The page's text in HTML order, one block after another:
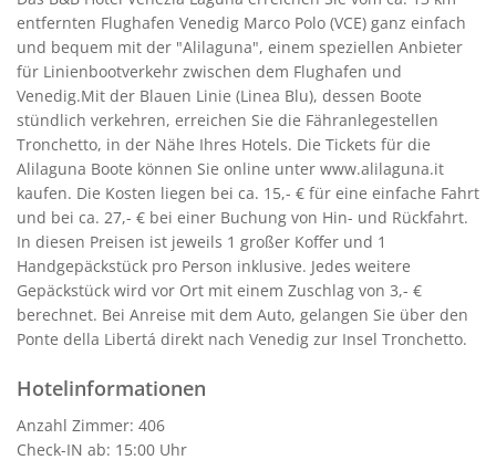
entfernten Flughafen Venedig Marco Polo (VCE) ganz einfach
und bequem mit der "Alilaguna", einem speziellen Anbieter
für Linienbootverkehr zwischen dem Flughafen und
Venedig.Mit der Blauen Linie (Linea Blu), dessen Boote
stündlich verkehren, erreichen Sie die Fähranlegestellen
Tronchetto, in der Nähe Ihres Hotels. Die Tickets für die
Alilaguna Boote können Sie online unter www.alilaguna.it
kaufen. Die Kosten liegen bei ca. 15,- € für eine einfache Fahrt
und bei ca. 27,- € bei einer Buchung von Hin- und Rückfahrt.
In diesen Preisen ist jeweils 1 großer Koffer und 1
Handgepäckstück pro Person inklusive. Jedes weitere
Gepäckstück wird vor Ort mit einem Zuschlag von 3,- €
berechnet. Bei Anreise mit dem Auto, gelangen Sie über den
Ponte della Libertá direkt nach Venedig zur Insel Tronchetto.
Hotelinformationen
Anzahl Zimmer: 406
Check-IN ab: 15:00 Uhr